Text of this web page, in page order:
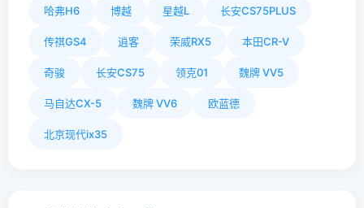
哈弗H6 博越 星越L 长安CS75PLUS
传祺GS4 逍客 荣威RX5 本田CR-V
奇骏 长安CS75 领克01 魏牌 VV5
马自达CX-5 魏牌 VV6 欧蓝德
北京现代ix35